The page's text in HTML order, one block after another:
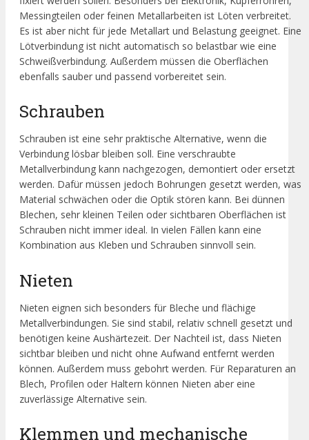
Messingteilen oder feinen Metallarbeiten ist Löten verbreitet.
Es ist aber nicht für jede Metallart und Belastung geeignet. Eine
Lötverbindung ist nicht automatisch so belastbar wie eine
Schweißverbindung. Außerdem müssen die Oberflächen
ebenfalls sauber und passend vorbereitet sein.
Schrauben
Schrauben ist eine sehr praktische Alternative, wenn die
Verbindung lösbar bleiben soll. Eine verschraubte
Metallverbindung kann nachgezogen, demontiert oder ersetzt
werden. Dafür müssen jedoch Bohrungen gesetzt werden, was
Material schwächen oder die Optik stören kann. Bei dünnen
Blechen, sehr kleinen Teilen oder sichtbaren Oberflächen ist
Schrauben nicht immer ideal. In vielen Fällen kann eine
Kombination aus Kleben und Schrauben sinnvoll sein.
Nieten
Nieten eignen sich besonders für Bleche und flächige
Metallverbindungen. Sie sind stabil, relativ schnell gesetzt und
benötigen keine Aushärtezeit. Der Nachteil ist, dass Nieten
sichtbar bleiben und nicht ohne Aufwand entfernt werden
können. Außerdem muss gebohrt werden. Für Reparaturen an
Blech, Profilen oder Haltern können Nieten aber eine
zuverlässige Alternative sein.
Klemmen und mechanische